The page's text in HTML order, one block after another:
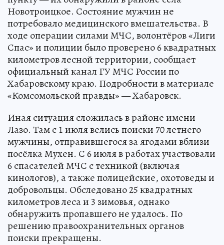
Новотроицкое. Состояние мужчин не
потребовало медицинского вмешательства. В
ходе операции силами МЧС, волонтёров «Лиги
Спас» и полиции было проверено 6 квадратных
километров лесной территории, сообщает
официальный канал ГУ МЧС России по
Хабаровскому краю. Подробности в материале
«Комсомольской правды» — Хабаровск.
Иная ситуация сложилась в районе имени
Лазо. Там с 1 июля велись поиски 70 летнего
мужчины, отправившегося за ягодами вблизи
посёлка Мухен. С 6 июля в работах участвовали
6 спасателей МЧС с техникой (включая
кинологов), а также полицейские, охотоведы и
добровольцы. Обследовано 25 квадратных
километров леса и 3 зимовья, однако
обнаружить пропавшего не удалось. По
решению правоохранительных органов
поиски прекращены.